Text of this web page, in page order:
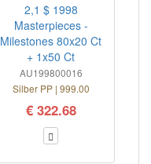
2,1 $ 1998
Masterpieces -
Milestones 80x20 Ct
+ 1x50 Ct
AU199800016
Silber PP | 999.00
€ 322.68